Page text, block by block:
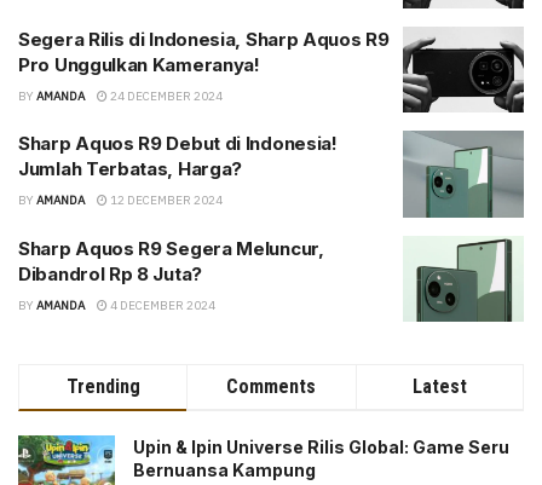
Segera Rilis di Indonesia, Sharp Aquos R9
Pro Unggulkan Kameranya!
BY AMANDA 24 DECEMBER 2024
Sharp Aquos R9 Debut di Indonesia!
Jumlah Terbatas, Harga?
BY AMANDA 12 DECEMBER 2024
Sharp Aquos R9 Segera Meluncur,
Dibandrol Rp 8 Juta?
BY AMANDA 4 DECEMBER 2024
Trending Comments Latest
Upin & Ipin Universe Rilis Global: Game Seru
Bernuansa Kampung